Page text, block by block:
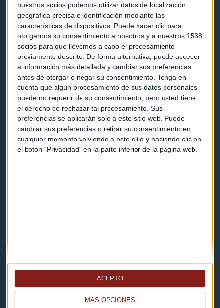
nuestros socios podemos utilizar datos de localización
geográfica precisa e identificación mediante las
características de dispositivos. Puede hacer clic para
otorgarnos su consentimiento a nosotros y a nuestros 1538
socios para que llevemos a cabo el procesamiento
previamente descrito. De forma alternativa, puede acceder
a información más detallada y cambiar sus preferencias
antes de otorgar o negar su consentimiento. Tenga en
cuenta que algún procesamiento de sus datos personales
puede no requerir de su consentimiento, pero usted tiene
el derecho de rechazar tal procesamiento. Sus
preferencias se aplicarán solo a este sitio web. Puede
cambiar sus preferencias o retirar su consentimiento en
cualquier momento volviendo a este sitio y haciendo clic en
el botón "Privacidad" en la parte inferior de la página web.
MÁS OPCIONES
ACEPTO
Noticias
Eventos
Consultorios
Programas y podcasts
Contacto & Legal
Contacto
Cómo escucharnos